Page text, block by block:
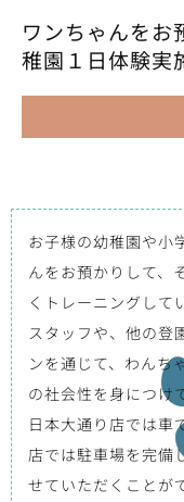
ワンちゃんをお
稚園１日体験実
お子様の幼稚園や小
んをお預かりして、
くトレーニングして
スタッフや、他の登
ンを通じて、わんち
の社会性を身につけ
日本大通り店では車
店では駐車場を完備
せていただくことが